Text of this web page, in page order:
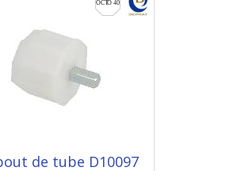
de tube D10097